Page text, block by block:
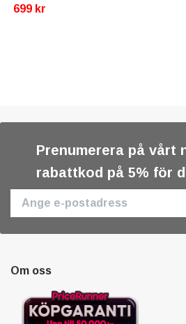
699 kr
Prenumerera på vårt
rabattkod på 5% för
Om oss